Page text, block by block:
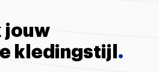
jouw
kledingstijl .